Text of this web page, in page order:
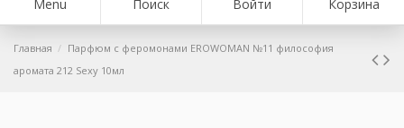
Menu Поиск Войти Корзина
Главная
Парфюм с феромонами EROWOMAN №11 философия
аромата 212 Sexy 10мл